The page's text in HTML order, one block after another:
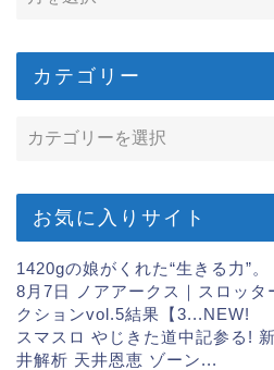
カテゴリー
お気に入りサイト
1420gの娘がくれた“生きる力”。
8月7日 ノアアークス｜スロッ
クションvol.5結果【3...NEW!
スマスロ やじきた道中記参る!
井解析 天井恩恵 ゾーン...